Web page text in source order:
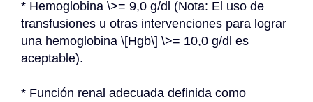
* Hemoglobina \>= 9,0 g/dl (Nota: El uso de
transfusiones u otras intervenciones para lograr
una hemoglobina \[Hgb\] \>= 10,0 g/dl es
aceptable).
* Función renal adecuada definida como